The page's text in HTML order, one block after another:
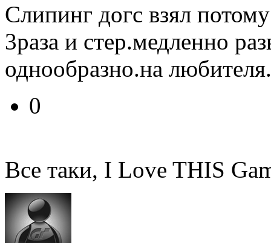
Слипинг догс взял
3раза и стер.медленно
однообразно.на
0
Все таки, I Love THIS